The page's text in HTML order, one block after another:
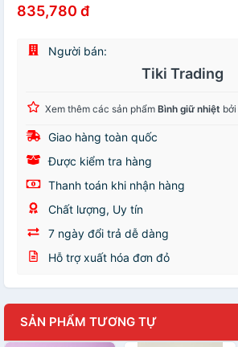
835,780 đ
Người bán:
Tiki Trading
Xem thêm các sản phẩm Bình giữ nhiệt bởi
Giao hàng toàn quốc
Được kiểm tra hàng
Thanh toán khi nhận hàng
Chất lượng, Uy tín
7 ngày đổi trả dễ dàng
Hỗ trợ xuất hóa đơn đỏ
SẢN PHẨM TƯƠNG TỰ